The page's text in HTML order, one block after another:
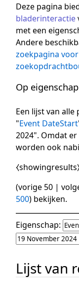
Deze pagina
bladerinteractie
met een
Andere
zoekpagina
Op
Een lijst van
"Event DateStart
2024". Omdat
worden ook
(vorige 50 |
500) bekijken.
Eigenschap:
Lijst van